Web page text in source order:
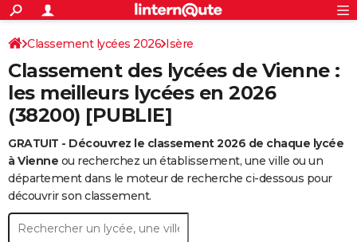
ACTUALITÉS
Politique
Société
Faits Divers
Education
Monde
Villes
+
SPORT
Coupe du monde 2026
Football
Tennis
Cyclisme
Rugby
Forum
CULTURE
Programme TV
TNT
Streaming
Cinéma
Sorties cinéma
Musique
+
FINANCE
Retraite
Impôts
Epargne
Immobilier
Risques naturels par ville
Banque
Assurance
Crédit
AUTO
Essais
Réserver un essai
Citadines
Berlines
SUV
Forum auto
+
HIGH-TECH
BRICOLAGE
S'inscrire
Connexion
Classement lycées 2026 Isère
Classement des lycées de Vienne :
les meilleurs lycées en 2026
(38200) [PUBLIE]
GRATUIT - Découvrez le classement 2026 de chaque lycée
à Vienne ou recherchez un établissement, une ville ou un
département dans le moteur de recherche ci-dessous pour
découvrir son classement.